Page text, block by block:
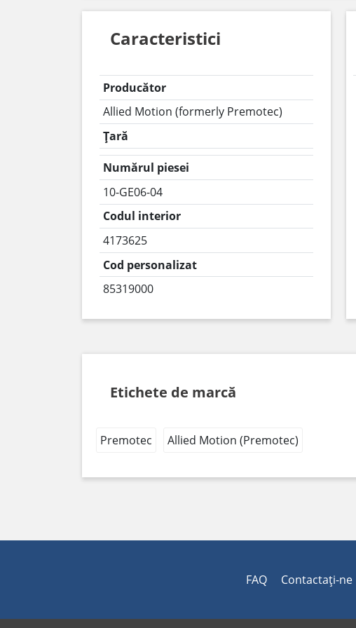
Caracteristici
Producător
Allied Motion (formerly Premotec)
Țară
Numărul piesei
10-GE06-04
Codul interior
4173625
Cod personalizat
85319000
Etichete de marcă
Premotec Allied Motion (Premotec)
FAQ Contactaţi-ne